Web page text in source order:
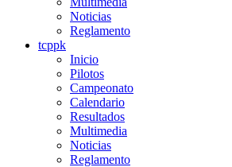
Noticias
Reglamento
tcppk
Inicio
Pilotos
Campeonato
Calendario
Resultados
Multimedia
Noticias
Reglamento